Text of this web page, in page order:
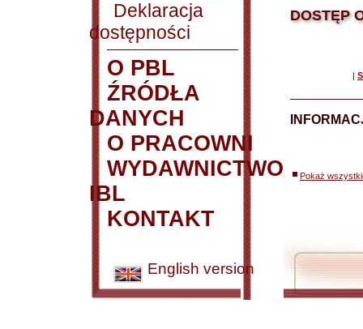
Deklaracja
dostępności
O PBL
ŹRÓDŁA
DANYCH
O PRACOWNI
WYDAWNICTWO
IBL
KONTAKT
English version
DOSTĘP
|
Pokaż